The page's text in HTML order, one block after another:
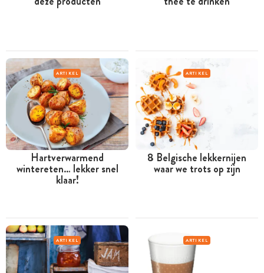
ARTIKEL
Hartverwarmend
wintereten… lekker snel
klaar!
ARTIKEL
8 Belgische lekkernijen
waar we trots op zijn
ARTIKEL ARTIKEL